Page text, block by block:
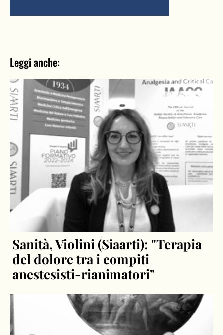
Leggi anche:
Sanità, Violini (Siaarti): "Terapia
del dolore tra i compiti
anestesisti-rianimatori"